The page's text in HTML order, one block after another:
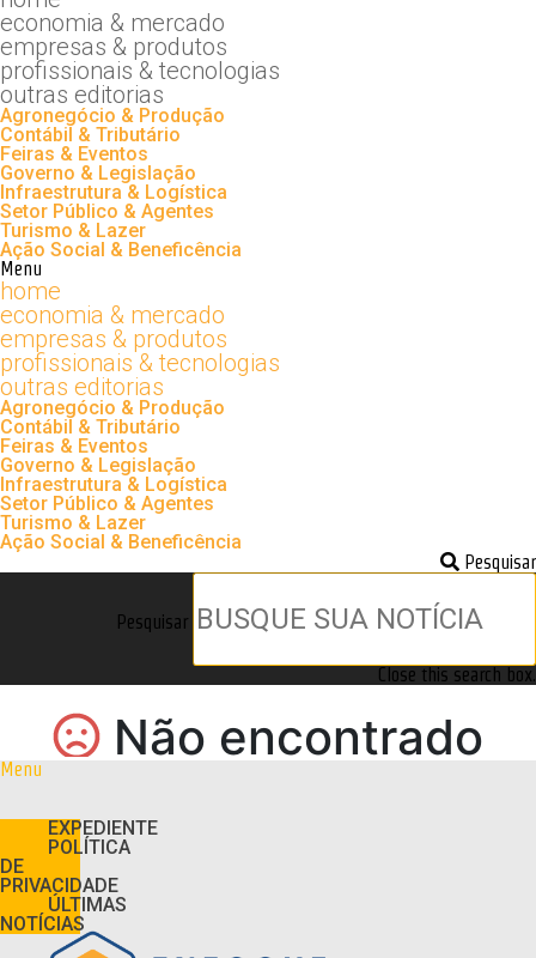
economia & mercado
empresas & produtos
profissionais & tecnologias
outras editorias
Agronegócio & Produção
Contábil & Tributário
Feiras & Eventos
Governo & Legislação
Infraestrutura & Logística
Setor Público & Agentes
Turismo & Lazer
Ação Social & Beneficência
Menu
home
economia & mercado
empresas & produtos
profissionais & tecnologias
outras editorias
Agronegócio & Produção
Contábil & Tributário
Feiras & Eventos
Governo & Legislação
Infraestrutura & Logística
Setor Público & Agentes
Turismo & Lazer
Ação Social & Beneficência
Pesquisar
Pesquisar
Close this search box.
Menu
EXPEDIENTE
POLÍTICA
DE
PRIVACIDADE
ÚLTIMAS
NOTÍCIAS